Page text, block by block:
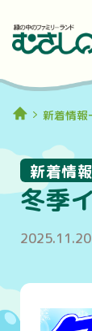
新着情報
冬季
新着情報
2025.11.20